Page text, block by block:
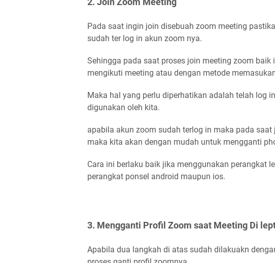
Pada saat ingin join disebuah zoom meeting
sudah ter log in akun zoom nya.
Sehingga pada saat proses join meeting zoom
mengikuti meeting atau dengan metode
Maka hal yang perlu diperhatikan adalah telah log
digunakan oleh kita.
apabila akun zoom sudah terlog in maka pada
maka kita akan dengan mudah untuk mengganti
Cara ini berlaku baik jika menggunakan perangkat
perangkat ponsel android maupun ios.
3. Mengganti Profil Zoom saat Meeting Di
Apabila dua langkah di atas sudah dilakuakn